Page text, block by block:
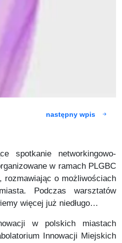
następny wpis
spotkanie networkingowo-
w ramach PLGBC
rozmawiając o możliwościach
Podczas warsztatów
więcej już niedługo…
w polskich miastach
Innowacji Miejskich